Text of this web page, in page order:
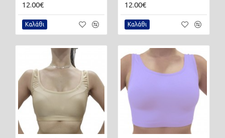
12.00€
Καλάθι
12.00€
Καλάθι